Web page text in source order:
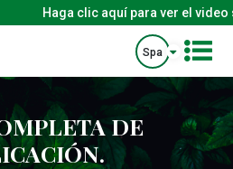
Haga clic aquí para ver el video
Spa
DE